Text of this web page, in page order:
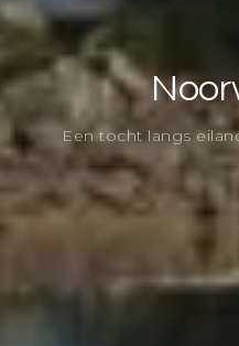
Een tocht langs